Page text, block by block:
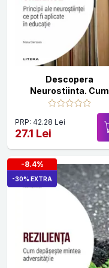
Descopera
Neurostiinta. Cum
invata creierul
PRP: 42.28 Lei
27.1 Lei
-8.4%
-30% EXTRA